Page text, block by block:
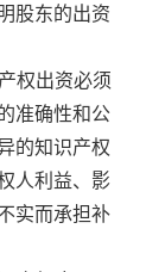
股东的出资
权出资必须
准确性和公
的知识产权
人利益、影
实而承担补